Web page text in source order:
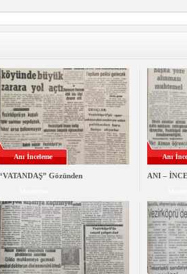
Anı İnceleme
Gözünden
Anı
ANI –